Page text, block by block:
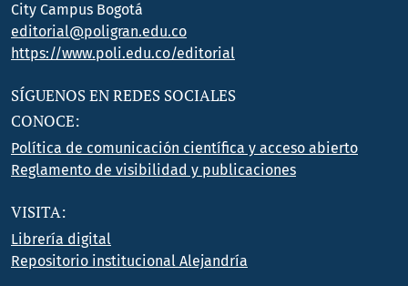
City Campus Bogotá
editorial@poligran.edu.co
https://www.poli.edu.co/editorial
SÍGUENOS EN REDES SOCIALES
CONOCE:
Política de comunicación científica y acceso abierto
Reglamento de visibilidad y publicaciones
VISITA:
Librería digital
Repositorio institucional Alejandría